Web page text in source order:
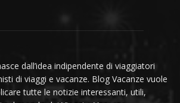
dall’idea indipendente di viaggiatori
di viaggi e vacanze. Blog Vacanze vuole
tutte le notizie interessanti, utili,